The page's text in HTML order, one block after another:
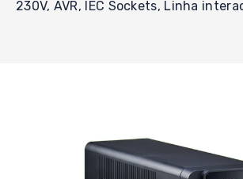
230V, AVR, IEC Sockets, Linha